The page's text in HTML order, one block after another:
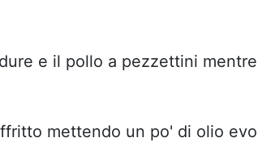
e il pollo a pezzettini
mettendo un po' di olio